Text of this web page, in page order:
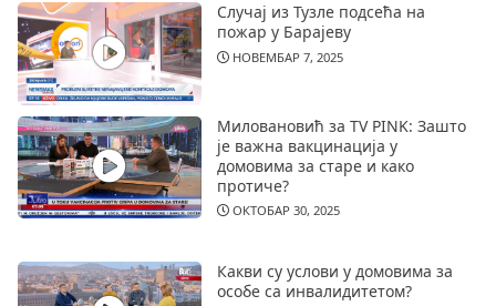
Случај из Тузле подсећа на
пожар у Барајеву
НОВЕМБАР 7, 2025
Миловановић за TV PINK: Зашто
је важна вакцинација у
домовима за старе и како
протиче?
ОКТОБАР 30, 2025
Какви су услови у домовима за
особе са инвалидитетом?